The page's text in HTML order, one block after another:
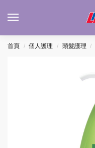
首頁 / 個人護理 / 頭髮護理 /